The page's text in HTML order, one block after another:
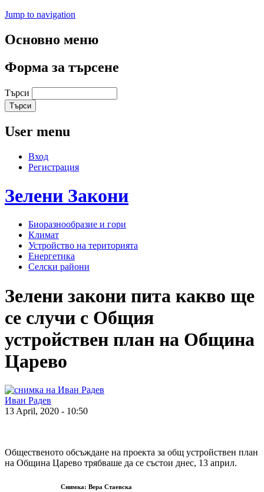
Jump to navigation
Основно меню
Форма за търсене
Търси
User menu
Вход
Регистрация
Зелени Закони
Биоразнообразие и гори
Климат
Устройство на територията
Енергетика
Селски райони
Зелени закони пита какво ще
се случи с Общия
устройствен план на Община
Царево
Иван Радев
13 April, 2020 - 10:50
Общественото обсъждане на проекта за общ устройствен план
на Община Царево трябваше да се състои днес, 13 април.
Снимка: Вера Стаевска